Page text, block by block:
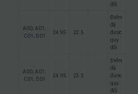
đổi
A00; A01;
C01; D01
24.95 23.5
Điểm
đã
được
quy
đổi
A00; A01;
C01; D01
24.95 23.5
Điểm
đã
được
quy
đổi